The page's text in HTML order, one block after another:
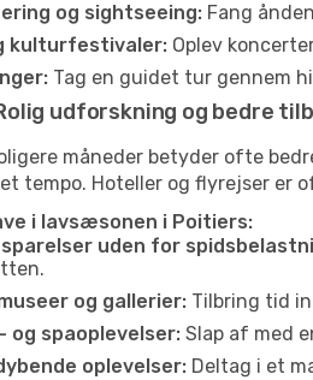
og sightseeing: Fang
kulturfestivaler: Oplev
Tag en guidet tur gennem
udforskning og bedre
måneder betyder ofte
tempo. Hoteller og flyrejser
i lavsæsonen i Poitiers:
uden for
og gallerier: Tilbring tid
og spaoplevelser: Slap af med
oplevelser: Deltag i et